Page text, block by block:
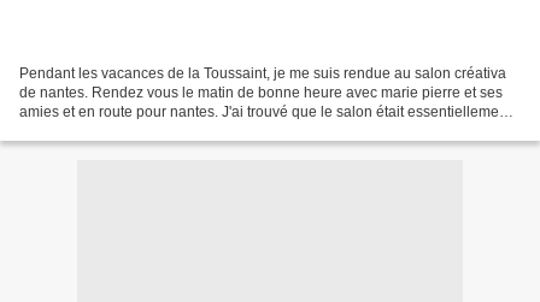
Pendant les vacances de la Toussaint, je me suis rendue au salon créativa
de nantes. Rendez vous le matin de bonne heure avec marie pierre et ses
amies et en route pour nantes. J'ai trouvé que le salon était essentiellement